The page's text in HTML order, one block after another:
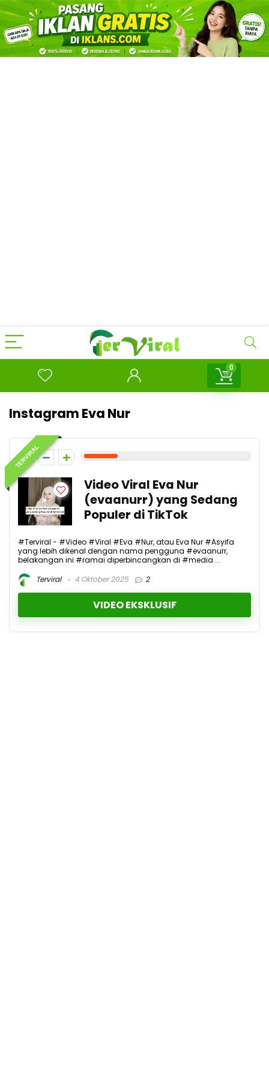
0
Instagram Eva Nur
TERVIRAL
2
Video Viral Eva Nur
(evaanurr) yang Sedang
Populer di TikTok
#Terviral - #Video #Viral #Eva #Nur, atau Eva Nur #Asyifa
yang lebih dikenal dengan nama pengguna #evaanurr,
belakangan ini #ramai diperbincangkan di #media ...
Terviral
4 Oktober 2025 2
VIDEO EKSKLUSIF